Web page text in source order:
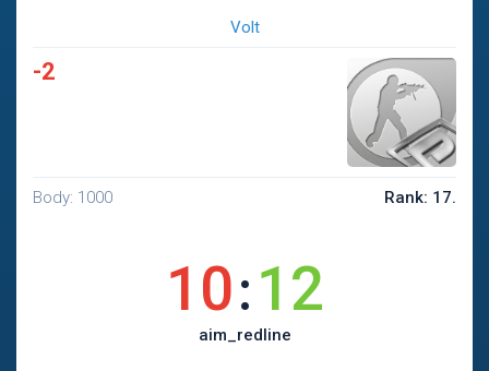
Volt
-2
Body: 1000 Rank: 17.
10:12
aim_redline